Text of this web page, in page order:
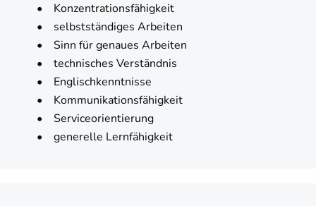
• Konzentrationsfähigkeit
• selbstständiges Arbeiten
• Sinn für genaues Arbeiten
• technisches Verständnis
• Englischkenntnisse
• Kommunikationsfähigkeit
• Serviceorientierung
• generelle Lernfähigkeit